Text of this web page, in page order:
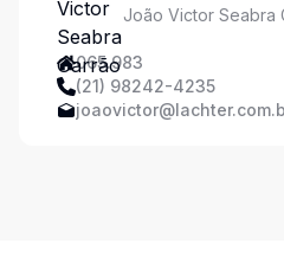
João Victor Seabra
065.983
(21) 98242-4235